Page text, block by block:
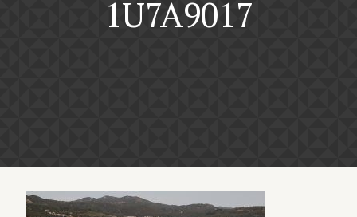
1U7A9017